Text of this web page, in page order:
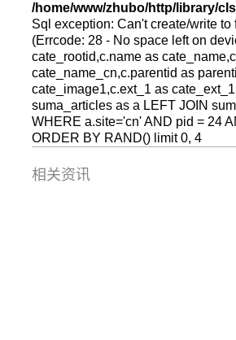
/home/www/zhubo/http/library/
Sql exception: Can't create/write
(Errcode: 28 - No space left on
cate_rootid,c.name as
cate_name_cn,c.parentid as
cate_image1,c.ext_1 as
suma_articles as a LEFT JOIN
WHERE a.site='cn' AND pid = 24
ORDER BY RAND() limit 0, 4
相关资讯